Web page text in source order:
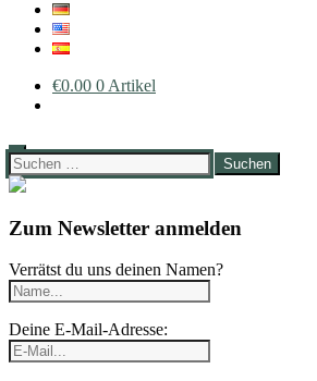
€0.00 0 Artikel
Suchen
nach:
Zum Newsletter anmelden
Verrätst du uns deinen Namen?
Deine E-Mail-Adresse: